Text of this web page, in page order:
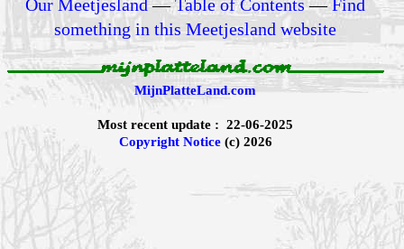
Our Meetjesland—Table of Contents—Find
something in this Meetjesland website
MijnPlatteLand.com
Most recent update : 22-06-2025
Copyright Notice(c) 2026